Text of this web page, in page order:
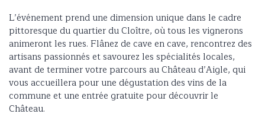
L’événement prend une dimension unique dans le cadre
pittoresque du quartier du Cloître, où tous les vignerons
animeront les rues. Flânez de cave en cave, rencontrez des
artisans passionnés et savourez les spécialités locales,
avant de terminer votre parcours au Château d’Aigle, qui
vous accueillera pour une dégustation des vins de la
commune et une entrée gratuite pour découvrir le
Château.